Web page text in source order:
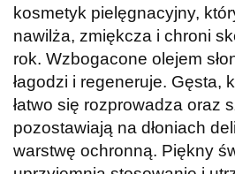
kosmetyk pielęgnacyjny,
nawilża, zmiękcza i chroni
rok. Wzbogacone olejem
łagodzi i regeneruje. Gęsta,
łatwo się rozprowadza oraz
pozostawiają na dłoniach
warstwę ochronną. Piękny